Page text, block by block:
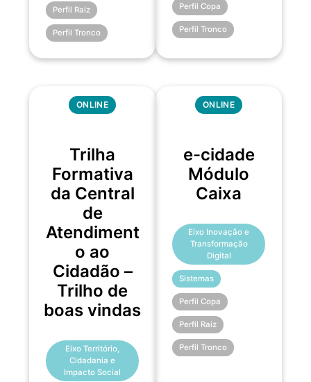
Perfil Raiz
Perfil Tronco
Perfil Copa
Perfil Tronco
ONLINE
Trilha
Formativa
da Central
de
Atendiment
o ao
Cidadão –
Trilho de
boas vindas
Eixo Território,
Cidadania e
Impacto Social
ONLINE
e-cidade
Módulo
Caixa
Eixo Inovação e
Transformação
Digital
Sistemas
Perfil Copa
Perfil Raiz
Perfil Tronco